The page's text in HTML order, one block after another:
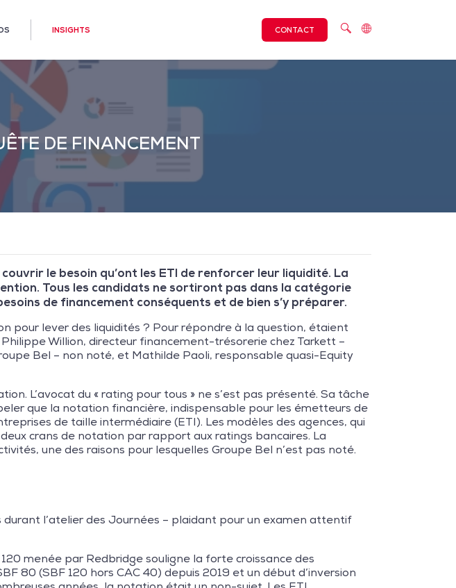
INSIGHTS CONTACT
DE FINANCEMENT
le besoin qu’ont les ETI de renforcer leur liquidité. La
Tous les candidats ne sortiront pas dans la catégorie
de financement conséquents et de bien s’y préparer.
pour lever des liquidités ? Pour répondre à la question, étaient
Willion, directeur financement-trésorerie chez Tarkett –
Bel – non noté, et Mathilde Paoli, responsable quasi-Equity
L’avocat du « rating pour tous » ne s’est pas présenté. Sa tâche
que la notation financière, indispensable pour les émetteurs de
de taille intermédiaire (ETI). Les modèles des agences, qui
crans de notation par rapport aux ratings bancaires. La
une des raisons pour lesquelles Groupe Bel n’est pas noté.
l’atelier des Journées – plaidant pour un examen attentif
menée par Redbridge souligne la forte croissance des
80 (SBF 120 hors CAC 40) depuis 2019 et un début d’inversion